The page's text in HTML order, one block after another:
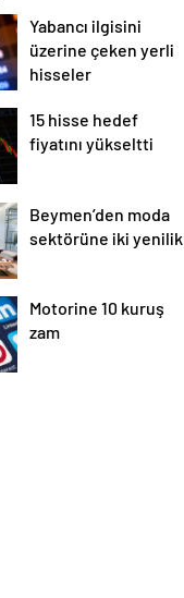
Yabancı ilgisini
üzerine çeken yerli
hisseler
15 hisse hedef
fiyatını yükseltti
Beymen’den moda
sektörüne iki yenilik
Motorine 10 kuruş
zam